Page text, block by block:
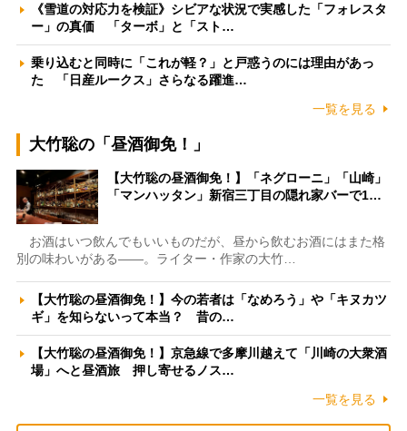
《雪道の対応力を検証》シビアな状況で実感した「フォレスタ
ー」の真価 「ターボ」と「スト…
乗り込むと同時に「これが軽？」と戸惑うのには理由があっ
た 「日産ルークス」さらなる躍進…
一覧を見る
大竹聡の「昼酒御免！」
【大竹聡の昼酒御免！】「ネグローニ」「山崎」
「マンハッタン」新宿三丁目の隠れ家バーで1…
お酒はいつ飲んでもいいものだが、昼から飲むお酒にはまた格
別の味わいがある――。ライター・作家の大竹…
【大竹聡の昼酒御免！】今の若者は「なめろう」や「キヌカツ
ギ」を知らないって本当？ 昔の…
【大竹聡の昼酒御免！】京急線で多摩川越えて「川崎の大衆酒
場」へと昼酒旅 押し寄せるノス…
一覧を見る